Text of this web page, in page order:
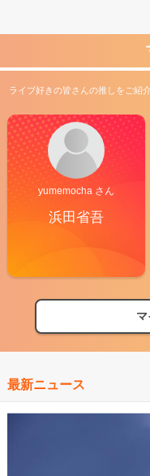
ライブ好きの皆さんの推しをご紹介
yumemocha さん
浜田省吾
最新ニュース